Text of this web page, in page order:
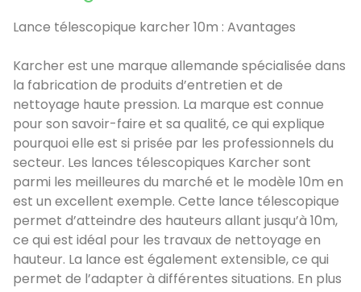
Lance télescopique karcher 10m : Avantages
Karcher est une marque allemande spécialisée dans
la fabrication de produits d’entretien et de
nettoyage haute pression. La marque est connue
pour son savoir-faire et sa qualité, ce qui explique
pourquoi elle est si prisée par les professionnels du
secteur. Les lances télescopiques Karcher sont
parmi les meilleures du marché et le modèle 10m en
est un excellent exemple. Cette lance télescopique
permet d’atteindre des hauteurs allant jusqu’à 10m,
ce qui est idéal pour les travaux de nettoyage en
hauteur. La lance est également extensible, ce qui
permet de l’adapter à différentes situations. En plus